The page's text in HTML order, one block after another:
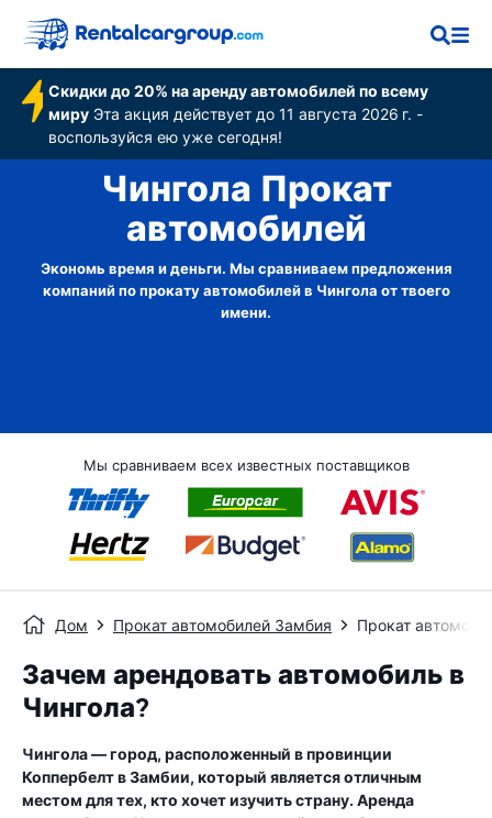
Скидки до 20% на аренду автомобилей по всему
мируЭта акция действует до 11 августа 2026 г. -
воспользуйся ею уже сегодня!
Чингола Прокат
автомобилей
Экономь время и деньги. Мы сравниваем предложения
компаний по прокату автомобилей в Чингола от твоего
имени.
Мы сравниваем всех известных поставщиков
Дом Прокат автомобилей Замбия Прокат
Зачем арендовать автомобиль в
Чингола?
Чингола — город, расположенный в провинции
Коппербелт в Замбии, который является отличным
местом для тех, кто хочет изучить страну. Аренда